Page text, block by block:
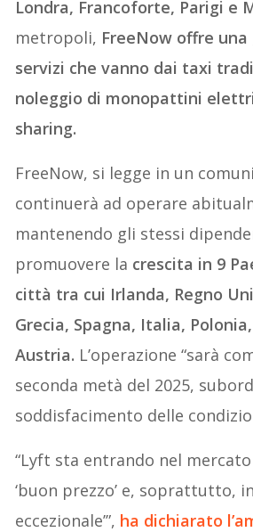
Londra, Francoforte, Parigi e
metropoli, FreeNow offre una
servizi che vanno dai taxi
noleggio di monopattini
sharing.
FreeNow, si legge in un
continuerà ad operare
mantenendo gli stessi
promuovere la crescita in 9
città tra cui Irlanda, Regno
Grecia, Spagna, Italia,
Austria. L’operazione “sarà
seconda metà del 2025,
soddisfacimento delle
“Lyft sta entrando nel
‘buon prezzo’ e, soprattutto,
eccezionale’”, ha dichiarato